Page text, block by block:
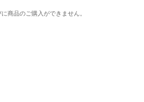
商品のご購入ができません。